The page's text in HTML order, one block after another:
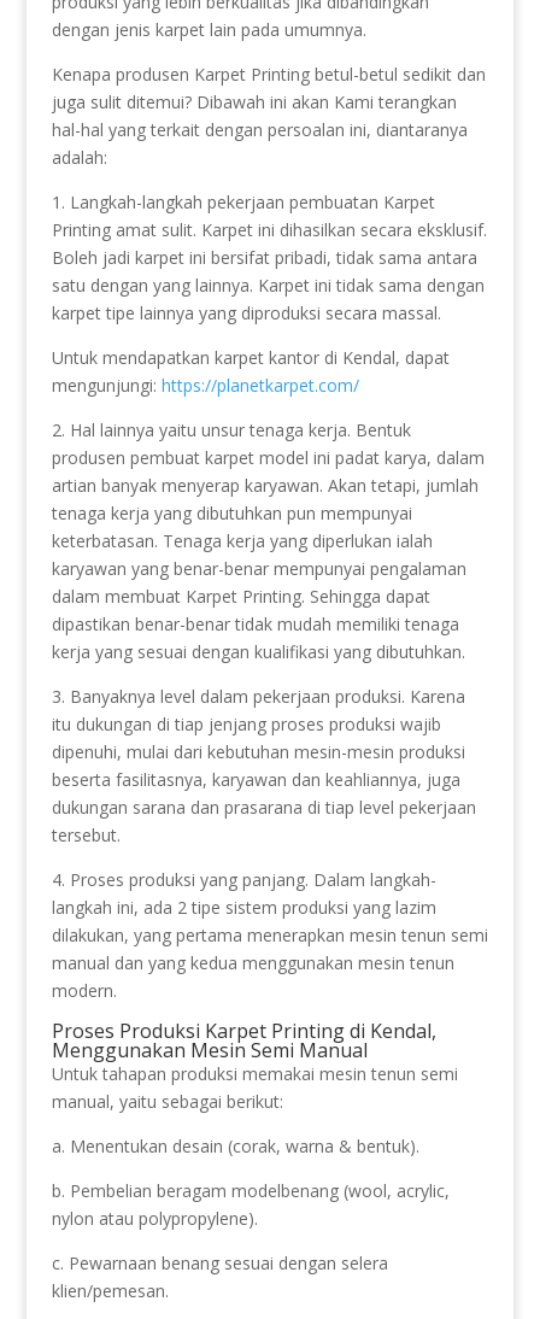
dengan jenis karpet lain pada umumnya.
Kenapa produsen Karpet Printing betul-betul sedikit dan
juga sulit ditemui? Dibawah ini akan Kami terangkan
hal-hal yang terkait dengan persoalan ini, diantaranya
adalah:
1. Langkah-langkah pekerjaan pembuatan Karpet
Printing amat sulit. Karpet ini dihasilkan secara eksklusif.
Boleh jadi karpet ini bersifat pribadi, tidak sama antara
satu dengan yang lainnya. Karpet ini tidak sama dengan
karpet tipe lainnya yang diproduksi secara massal.
Untuk mendapatkan karpet kantor di Kendal, dapat
mengunjungi: https://planetkarpet.com/
2. Hal lainnya yaitu unsur tenaga kerja. Bentuk
produsen pembuat karpet model ini padat karya, dalam
artian banyak menyerap karyawan. Akan tetapi, jumlah
tenaga kerja yang dibutuhkan pun mempunyai
keterbatasan. Tenaga kerja yang diperlukan ialah
karyawan yang benar-benar mempunyai pengalaman
dalam membuat Karpet Printing. Sehingga dapat
dipastikan benar-benar tidak mudah memiliki tenaga
kerja yang sesuai dengan kualifikasi yang dibutuhkan.
3. Banyaknya level dalam pekerjaan produksi. Karena
itu dukungan di tiap jenjang proses produksi wajib
dipenuhi, mulai dari kebutuhan mesin-mesin produksi
beserta fasilitasnya, karyawan dan keahliannya, juga
dukungan sarana dan prasarana di tiap level pekerjaan
tersebut.
4. Proses produksi yang panjang. Dalam langkah-
langkah ini, ada 2 tipe sistem produksi yang lazim
dilakukan, yang pertama menerapkan mesin tenun semi
manual dan yang kedua menggunakan mesin tenun
modern.
Proses Produksi Karpet Printing di Kendal,
Menggunakan Mesin Semi Manual
Untuk tahapan produksi memakai mesin tenun semi
manual, yaitu sebagai berikut:
a. Menentukan desain (corak, warna & bentuk).
b. Pembelian beragam modelbenang (wool, acrylic,
nylon atau polypropylene).
c. Pewarnaan benang sesuai dengan selera
klien/pemesan.